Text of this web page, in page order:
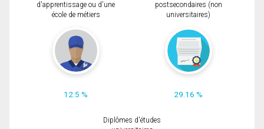
d'apprentissage ou d'une
école de métiers
12.5 %
postsecondaires (non
universitaires)
29.16 %
Diplômes d'études